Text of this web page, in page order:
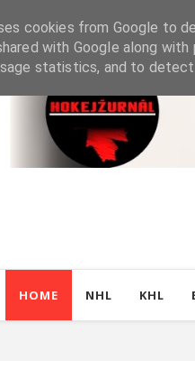
HOME NHL KHL
cookies from Google to
with Google along
statistics, and to detect